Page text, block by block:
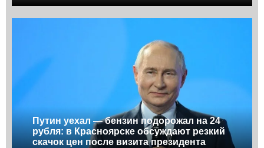
Путин уехал — бензин подорожал на 24
рубля: в Красноярске обсуждают резкий
скачок цен после визита президента